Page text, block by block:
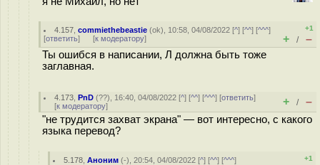
4.157 ,commiethebeastie (ok), 10:58, 04/08/2022 [^] [^^] [^^^]
[ответить] [к модератору]
+1
+ / –
Ты ошибся в написании, Л должна быть тоже
заглавная.
4.173 ,PnD (??), 16:40, 04/08/2022 [^] [^^] [^^^] [ответить]
[к модератору] + / –
"не трудится захват экрана" — вот интересно, с какого
языка перевод?
5.178 ,Аноним (-), 20:54, 04/08/2022 [^] [^^] [^^^]
+1